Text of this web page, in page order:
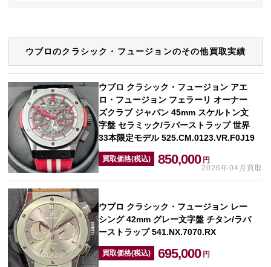
ウブロのクラシック・フュージョンのその他買取実績
ウブロ クラシック・フュージョン アエ
ロ・フュージョン フェラーリ オーナー
ズクラブ ジャパン 45mm スケルトン文
字盤 セラミック/ラバーストラップ 世界
33本限定モデル 525.CM.0123.VR.F0J19
買取価格(税込) 850,000 円
2026年04月買取
ウブロ クラシック・フュージョン レー
シング 42mm グレー文字盤 チタン/ラバ
ーストラップ 541.NX.7070.RX
買取価格(税込) 695,000 円